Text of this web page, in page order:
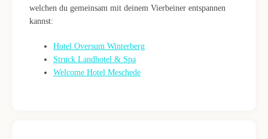
welchen du gemeinsam mit deinem Vierbeiner entspannen
kannst:
Hotel Oversum Winterberg
Struck Landhotel & Spa
Welcome Hotel Meschede